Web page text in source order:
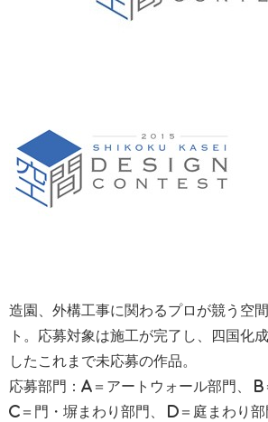
造園、外構工事に関わるプロが競う空
ト。応募対象は施工が完了し、四国化
したこれまで未応募の作品。
応募部門：A＝アートウォール部門、 B
C＝門・塀まわり部門、 D＝庭まわり部